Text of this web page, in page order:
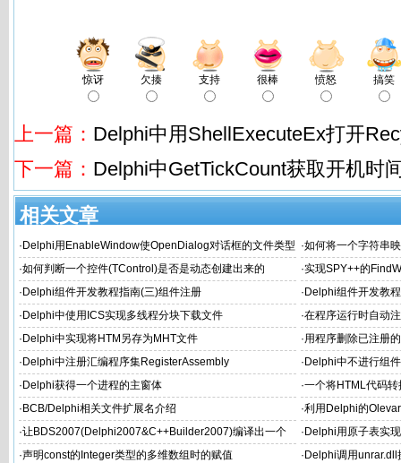
惊讶 欠揍 支持 很棒 愤怒 搞笑
上一篇： Delphi中用ShellExecuteEx打开
下一篇： Delphi中GetTickCount获取开机时
相关文章
· Delphi用EnableWindow使OpenDialog对话框的文件类型
选择变灰
·如何将一个字符串
·如何判断一个控件(TControl)是否是动态创建出来的 ·实现SPY++的
体或内部Object的边
· Delphi组件开发教程指南(三)组件注册 · Delphi组件开发教
· Delphi中使用ICS实现多线程分块下载文件 ·在程序运行时自动
· Delphi中实现将HTM另存为MHT文件 ·用程序删除已注册
· Delphi中注册汇编程序集RegisterAssembly · Delphi中不进行组
· Delphi获得一个进程的主窗体 ·一个将HTML代码
· BCB/Delphi相关文件扩展名介绍 ·利用Delphi的
·让BDS2007(Delphi2007&C++Builder2007)编译出一个
个性的文件名
· Delphi用原子表实
·声明const的Integer类型的多维数组时的赋值 · Delphi调用unrar.dll